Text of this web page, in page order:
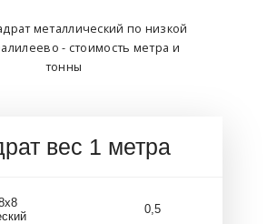
металлический по низкой
- стоимость метра и
тонны
вес 1 метра
0,5